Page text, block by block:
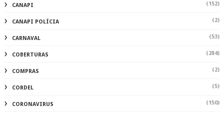
CANAPI (152)
CANAPI POLÍCIA (2)
CARNAVAL (53)
COBERTURAS (284)
COMPRAS (2)
CORDEL (5)
CORONAVIRUS (150)